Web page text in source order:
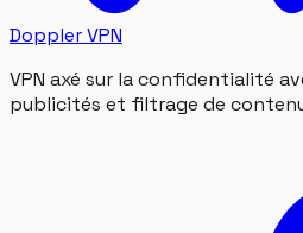
Doppler VPN
VPN axé sur la confidentialité
publicités et filtrage de